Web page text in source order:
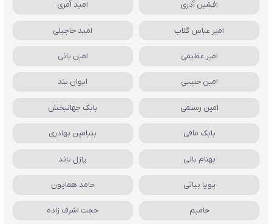
افشین آذری امید آمری
امیر عباس گلاب امید حاجیلی
امیر عظیمی امین بانی
امین حبیبی ایوان بند
امین رستمی بابک جهانبخش
بابک مافی بنیامین بهادری
بهنام بانی پازل باند
پویا بیاتی حامد همایون
حامیم حجت اشرف زاده